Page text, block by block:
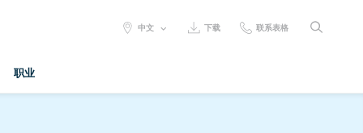
职业
SELECT
中文 下载 联系表格